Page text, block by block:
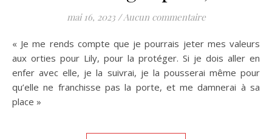
mai 16, 2023 / Aucun commentaire
« Je me rends compte que je pourrais jeter mes valeurs
aux orties pour Lily, pour la protéger. Si je dois aller en
enfer avec elle, je la suivrai, je la pousserai même pour
qu’elle ne franchisse pas la porte, et me damnerai à sa
place »